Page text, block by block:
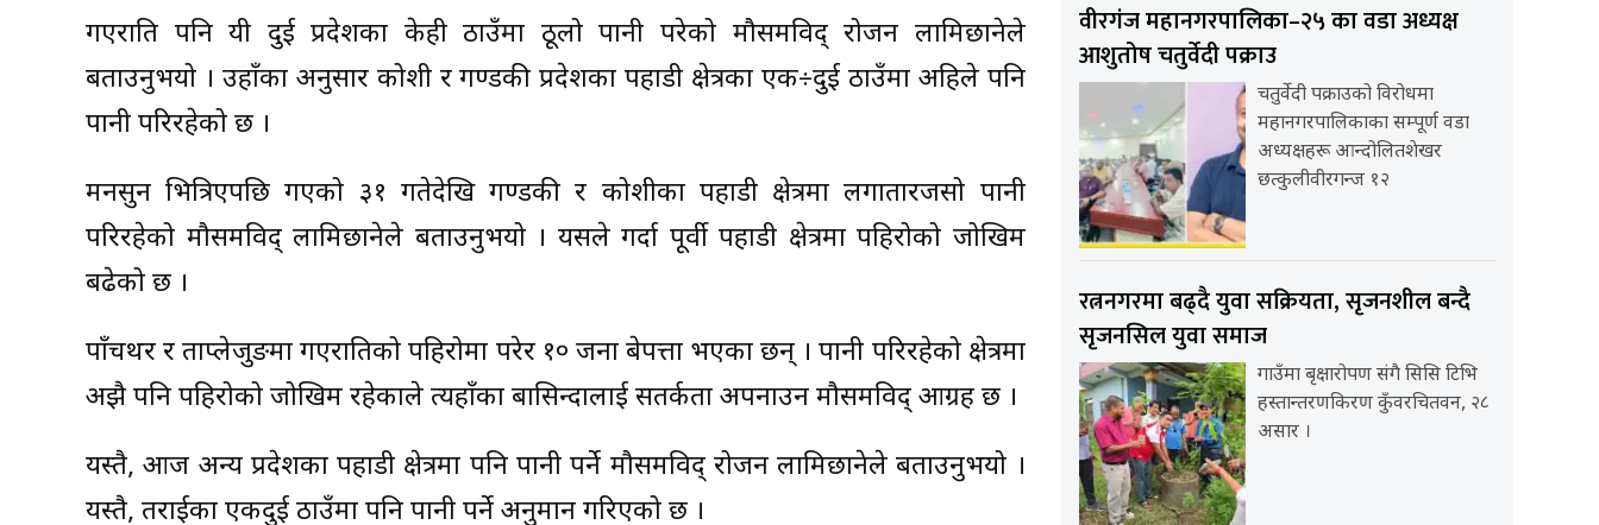
गएराति पनि यी दुई प्रदेशका केही ठाउँमा ठूलो पानी परेको मौसमविद् रोजन लामिछानेले
बताउनुभयो । उहाँका अनुसार कोशी र गण्डकी प्रदेशका पहाडी क्षेत्रका एक÷दुई ठाउँमा अहिले पनि
पानी परिरहेको छ ।
मनसुन भित्रिएपछि गएको ३१ गतेदेखि गण्डकी र कोशीका पहाडी क्षेत्रमा लगातारजसो पानी
परिरहेको मौसमविद् लामिछानेले बताउनुभयो । यसले गर्दा पूर्वी पहाडी क्षेत्रमा पहिरोको जोखिम
बढेको छ ।
पाँचथर र ताप्लेजुङमा गएरातिको पहिरोमा परेर १० जना बेपत्ता भएका छन् । पानी परिरहेको क्षेत्रमा
अझै पनि पहिरोको जोखिम रहेकाले त्यहाँका बासिन्दालाई सतर्कता अपनाउन मौसमविद् आग्रह छ ।
यस्तै, आज अन्य प्रदेशका पहाडी क्षेत्रमा पनि पानी पर्ने मौसमविद् रोजन लामिछानेले बताउनुभयो ।
यस्तै, तराईका एकदुई ठाउँमा पनि पानी पर्ने अनुमान गरिएको छ ।
वीरगंज महानगरपालिका–२५ का वडा अध्यक्ष
आशुतोष चतुर्वेदी पक्राउ
चतुर्वेदी पक्राउको विरोधमा
महानगरपालिकाका सम्पूर्ण वडा
अध्यक्षहरू आन्दोलितशेखर
छत्कुलीवीरगन्ज १२
रत्ननगरमा बढ्दै युवा सक्रियता, सृजनशील बन्दै
सृजनसिल युवा समाज
गाउँमा बृक्षारोपण संगै सिसि टिभि
हस्तान्तरणकिरण कुँवरचितवन, २८
असार ।